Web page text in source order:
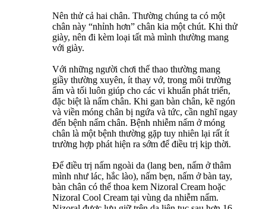
Nên thử cả hai chân. Thường chúng ta có một
chân này “nhỉnh hơn” chân kia một chút. Khi thử
giày, nên đi kèm loại tất mà mình thường mang
với giày.
Với những người chơi thể thao thường mang
giầy thường xuyên, ít thay vớ, trong môi trường
ẩm và tối luôn giúp cho các vi khuẩn phát triển,
đặc biệt là nấm chân. Khi gan bàn chân, kẽ ngón
và viền móng chân bị ngứa và tức, cần nghĩ ngay
đến bệnh nấm chân. Bệnh nhiễm nấm ở móng
chân là một bệnh thường gặp tuy nhiên lại rất ít
trường hợp phát hiện ra sớm để điều trị kịp thời.
Để điều trị nấm ngoài da (lang ben, nấm ở thâm
mình như lác, hắc lào), nấm bẹn, nấm ở bàn tay,
bàn chân có thể thoa kem Nizoral Cream hoặc
Nizoral Cool Cream tại vùng da nhiễm nấm.